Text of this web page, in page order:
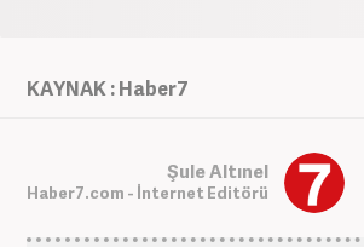
KAYNAK : Haber7
Şule Altınel
Haber7.com - İnternet Editörü